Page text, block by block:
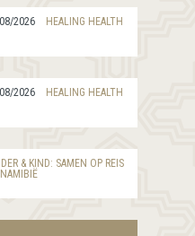
2026
HEALING HEALTH
2026
HEALING HEALTH
& KIND: SAMEN OP REIS